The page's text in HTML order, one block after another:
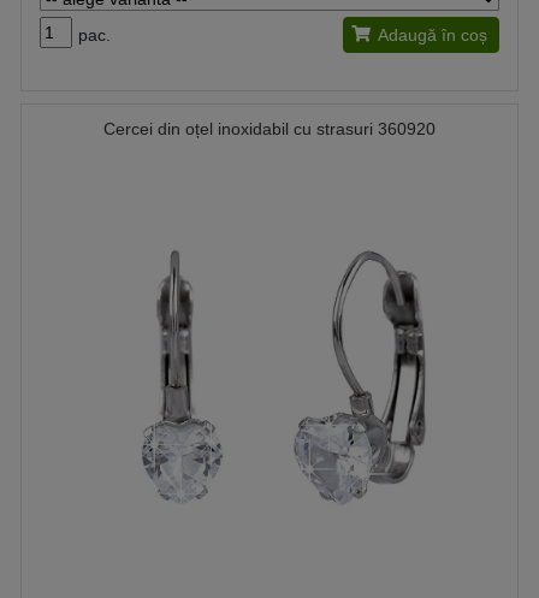
pac. Adaugă în coș
Cercei din oțel inoxidabil cu strasuri 360920